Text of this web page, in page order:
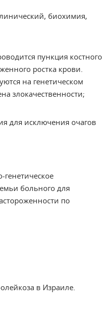
биохимия,
пункция костного
ростка крови.
на генетическом
злокачественности;
для исключения очагов
больного для
по
в Израиле.